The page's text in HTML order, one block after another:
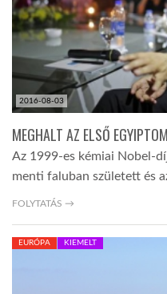
2016-08-03
MEGHALT AZ ELSŐ
Az 1999-es kémiai Nobel-
menti faluban született és
FOLYTATÁS →
EURÓPA KIEMELT